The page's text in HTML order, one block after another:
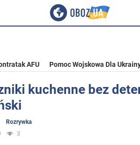
AFU Pomoc Wojskowa Dla
kuchenne bez
Rozrywka
3